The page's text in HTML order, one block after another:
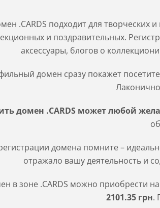
.CARDS подходит для творческих
и поздравительных.
аксессуары, блогов о
домен сразу покажет
домен .CARDS может любой
домена помните –
отражало вашу деятельность и
в зоне .CARDS можно приобрести на
2101.35 грн.